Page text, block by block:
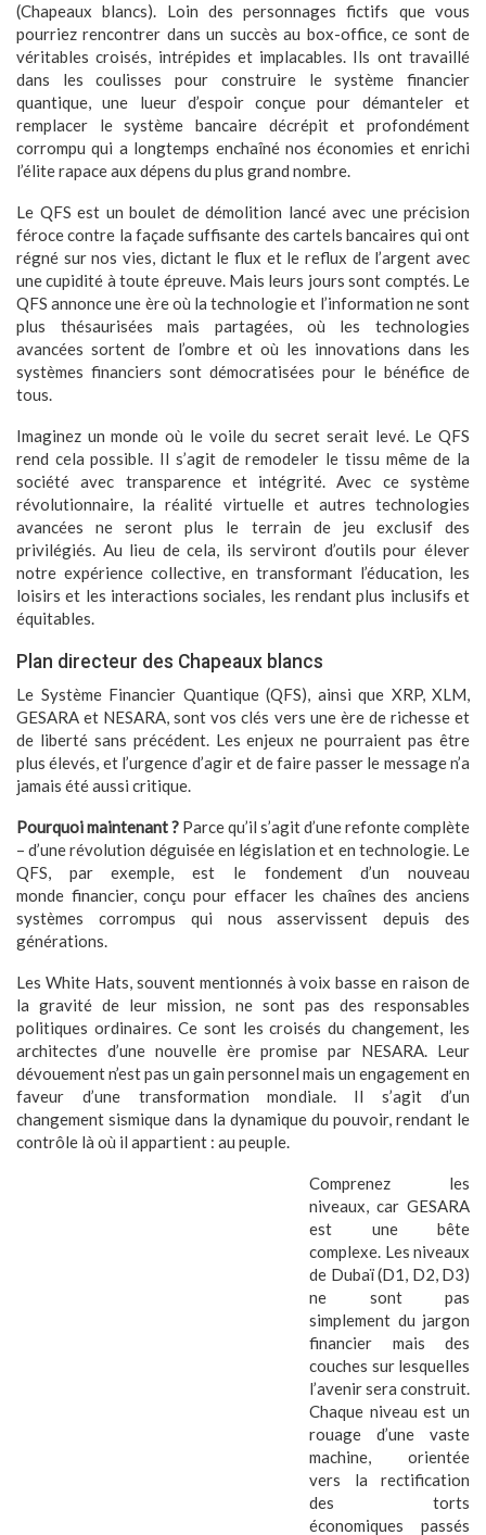
(Chapeaux blancs). Loin des personnages fictifs que vous
pourriez rencontrer dans un succès au box-office, ce sont de
véritables croisés, intrépides et implacables. Ils ont travaillé
dans les coulisses pour construire le système financier
quantique, une lueur d’espoir conçue pour démanteler et
remplacer le système bancaire décrépit et profondément
corrompu qui a longtemps enchaîné nos économies et enrichi
l’élite rapace aux dépens du plus grand nombre.
Le QFS est un boulet de démolition lancé avec une précision
féroce contre la façade suffisante des cartels bancaires qui ont
régné sur nos vies, dictant le flux et le reflux de l’argent avec
une cupidité à toute épreuve. Mais leurs jours sont comptés. Le
QFS annonce une ère où la technologie et l’information ne sont
plus thésaurisées mais partagées, où les technologies
avancées sortent de l’ombre et où les innovations dans les
systèmes financiers sont démocratisées pour le bénéfice de
tous.
Imaginez un monde où le voile du secret serait levé. Le QFS
rend cela possible. Il s’agit de remodeler le tissu même de la
société avec transparence et intégrité. Avec ce système
révolutionnaire, la réalité virtuelle et autres technologies
avancées ne seront plus le terrain de jeu exclusif des
privilégiés. Au lieu de cela, ils serviront d’outils pour élever
notre expérience collective, en transformant l’éducation, les
loisirs et les interactions sociales, les rendant plus inclusifs et
équitables.
Plan directeur des Chapeaux blancs
Le Système Financier Quantique (QFS), ainsi que XRP, XLM,
GESARA et NESARA, sont vos clés vers une ère de richesse et
de liberté sans précédent. Les enjeux ne pourraient pas être
plus élevés, et l’urgence d’agir et de faire passer le message n’a
jamais été aussi critique.
Pourquoi maintenant ? Parce qu’il s’agit d’une refonte complète
– d’une révolution déguisée en législation et en technologie. Le
QFS, par exemple, est le fondement d’un nouveau
monde financier, conçu pour effacer les chaînes des anciens
systèmes corrompus qui nous asservissent depuis des
générations.
Les White Hats, souvent mentionnés à voix basse en raison de
la gravité de leur mission, ne sont pas des responsables
politiques ordinaires. Ce sont les croisés du changement, les
architectes d’une nouvelle ère promise par NESARA. Leur
dévouement n’est pas un gain personnel mais un engagement en
faveur d’une transformation mondiale. Il s’agit d’un
changement sismique dans la dynamique du pouvoir, rendant le
contrôle là où il appartient : au peuple.
Comprenez les
niveaux, car GESARA
est une bête
complexe. Les niveaux
de Dubaï (D1, D2, D3)
ne sont pas
simplement du jargon
financier mais des
couches sur lesquelles
l’avenir sera construit.
Chaque niveau est un
rouage d’une vaste
machine, orientée
vers la rectification
des torts
économiques passés